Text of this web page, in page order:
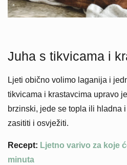
Juha s tikvicama i
Ljeti obično volimo laganija i
tikvicama i krastavcima upravo
brzinski, jede se topla ili hladna
zasititi i osvježiti.
Recept: Ljetno varivo za koje
minuta